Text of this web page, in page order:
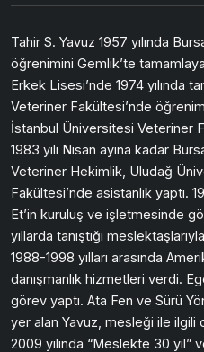
Tahir S. Yavuz 1957 yılında
öğrenimini Gemlik’te
Erkek Lisesi’nde 1974 yılında
Veteriner Fakültesi’nde
İstanbul Üniversitesi Veteriner
1983 yılı Nisan ayına kadar
Veteriner Hekimlik, Uludağ
Fakültesi’nde asistanlık yaptı.
Et’in kuruluş ve işletmesinde
yıllarda tanıştığı
1988-1998 yılları arasında
danışmanlık hizmetleri verdi.
görev yaptı. Ata Fen ve Sürü
yer alan Yavuz, mesleği ile ilgili
2009 yılında “Meslekte 30 yıl”